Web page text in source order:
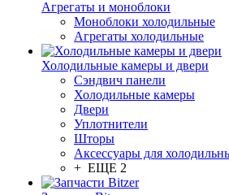
Агрегаты и моноблоки
Моноблоки холодильные
Агрегаты холодильные
Холодильные камеры и двери
Сэндвич панели
Холодильные камеры
Двери
Уплотнители
Шторы
Аксессуары для
+ ЕЩЕ 2